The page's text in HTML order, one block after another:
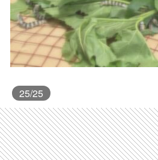
25/25